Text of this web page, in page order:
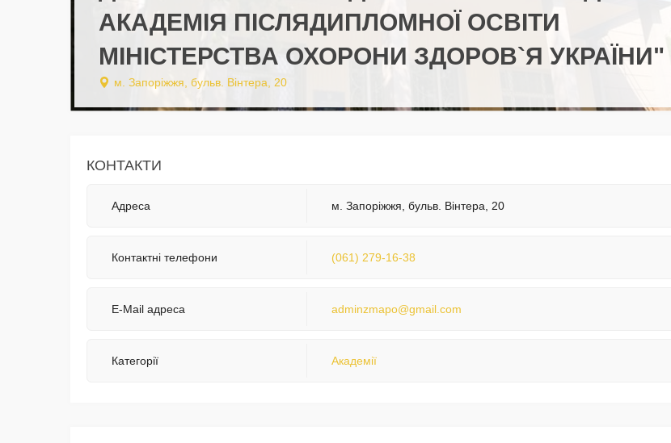
АКАДЕМІЯ ПІСЛЯДИПЛОМНОЇ ОСВІТИ
МІНІСТЕРСТВА ОХОРОНИ ЗДОРОВ`Я УКРАЇНИ"
м. Запоріжжя, бульв. Вінтера, 20
КОНТАКТИ
Адреса м. Запоріжжя, бульв. Вінтера, 20
Контактні телефони (061) 279-16-38
E-Mail адреса adminzmapo@gmail.com
Категорії Академії